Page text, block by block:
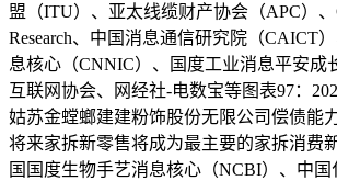
盟（ITU）、亚太线缆财产协会（APC）、
Research、中国消息通信研究院（CAICT
息核心（CNNIC）、国度工业消息平安成
互联网协会、网经社-电数宝等图表97：
姑苏金螳螂建建粉饰股份无限公司偿债能
将来家拆新零售将成为最主要的家拆消费
国国度生物手艺消息核心（NCBI）、中